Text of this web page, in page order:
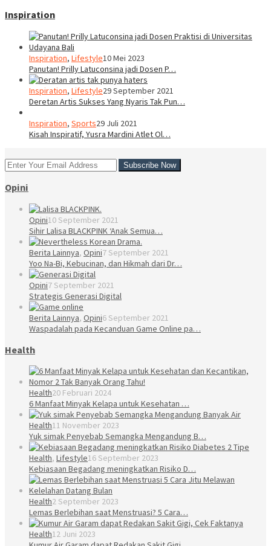
Inspiration
Inspiration, Lifestyle10 Mei 2023
Panutan! Prilly Latuconsina jadi Dosen P…
Inspiration, Lifestyle29 September 2021
Deretan Artis Sukses Yang Nyaris Tak Pun…
Inspiration, Sports29 Juli 2021
Kisah Inspiratif, Yusra Mardini Atlet Ol…
Opini
Opini10 September 2021
Sihir Lalisa BLACKPINK ‘Anak Semua…
Berita Lainnya, Opini7 September 2021
Yoo Na-Bi, Kebucinan, dan Hikmah dari Dr…
Opini7 September 2021
Strategis Generasi Digital
Berita Lainnya, Opini6 September 2021
Waspadalah pada Kecanduan Game Online pa…
Health
Health20 Februari 2024
6 Manfaat Minyak Kelapa untuk Kesehatan …
Health11 November 2023
Yuk simak Penyebab Semangka Mengandung B…
Health, Lifestyle16 September 2023
Kebiasaan Begadang meningkatkan Risiko D…
Health2 September 2023
Lemas Berlebihan saat Menstruasi? 5 Cara…
Health12 Juni 2023